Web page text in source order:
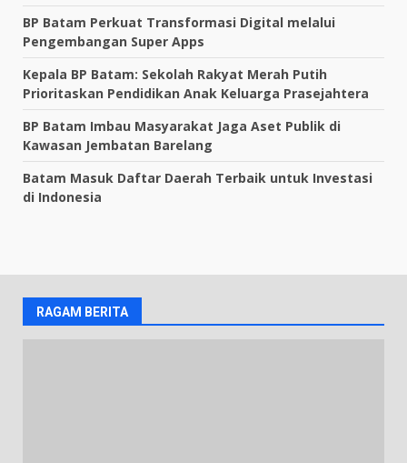
BP Batam Perkuat Transformasi Digital melalui
Pengembangan Super Apps
Kepala BP Batam: Sekolah Rakyat Merah Putih
Prioritaskan Pendidikan Anak Keluarga Prasejahtera
BP Batam Imbau Masyarakat Jaga Aset Publik di
Kawasan Jembatan Barelang
Batam Masuk Daftar Daerah Terbaik untuk Investasi
di Indonesia
RAGAM BERITA